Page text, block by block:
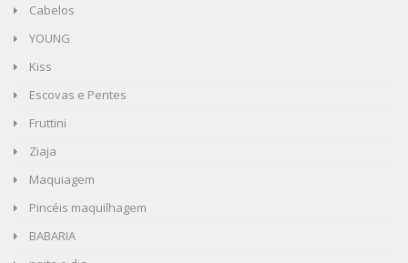
Cabelos
YOUNG
Kiss
Escovas e Pentes
Fruttini
Ziaja
Maquiagem
Pincéis maquilhagem
BABARIA